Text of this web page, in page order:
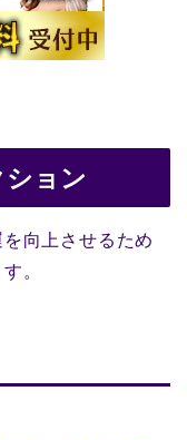
ョン
向上させるため
。